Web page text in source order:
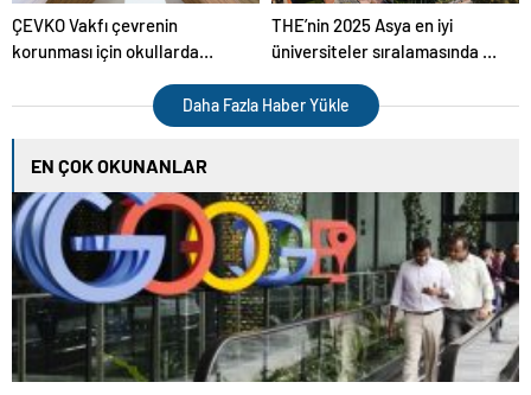
ÇEVKO Vakfı çevrenin
korunması için okullarda
THE’nin 2025 Asya en iyi
üniversiteler sıralamasında 4
Daha Fazla Haber Yükle
EN ÇOK OKUNANLAR